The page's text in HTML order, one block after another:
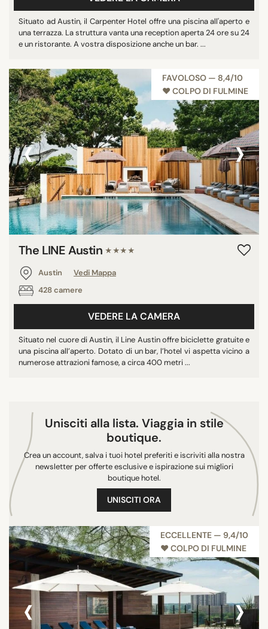
nessuna stella
3 stelle
4 stelle
5 stelle
PUNTEGGIO MEDIO
7/10
8/10
9/10
10/10
CITTÀ
San Antonio
Dallas
Houston
Warrenton
RICERCA
Situato ad Austin, il Carpenter Hotel offre una piscina all'aperto e
una terrazza. La struttura vanta una reception aperta 24 ore su 24
e un ristorante. A vostra disposizione anche un bar. ...
FAVOLOSO — 8,4/10
♥︎ COLPO DI FULMINE
‹ ›
The LINE Austin ★★★★
Austin
Vedi Mappa
428 camere
VEDERE LA CAMERA
Situato nel cuore di Austin, il Line Austin offre biciclette gratuite e
una piscina all’aperto. Dotato di un bar, l’hotel vi aspetta vicino a
numerose attrazioni famose, a circa 400 metri ...
Unisciti alla lista. Viaggia in stile
boutique.
Crea un account, salva i tuoi hotel preferiti e iscriviti alla nostra
newsletter per offerte esclusive e ispirazione sui migliori
boutique hotel.
UNISCITI ORA
ECCELLENTE — 9,4/10
♥︎ COLPO DI FULMINE
‹ ›